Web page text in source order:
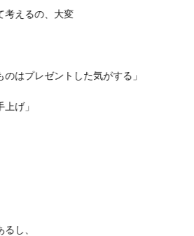
考えるの、大変
のはプレゼントした気がする」
げ」
し、